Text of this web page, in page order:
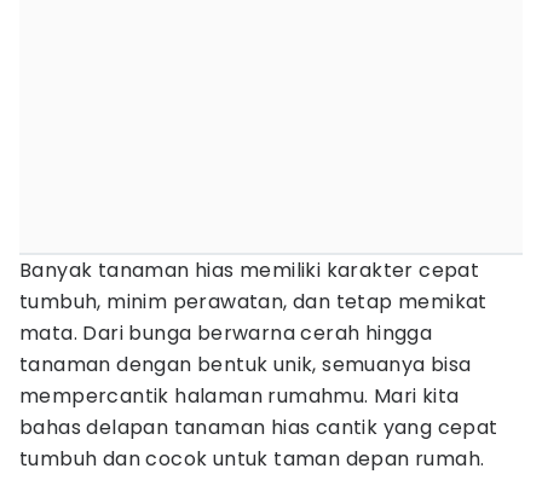
Banyak tanaman hias memiliki karakter cepat
tumbuh, minim perawatan, dan tetap memikat
mata. Dari bunga berwarna cerah hingga
tanaman dengan bentuk unik, semuanya bisa
mempercantik halaman rumahmu. Mari kita
bahas delapan tanaman hias cantik yang cepat
tumbuh dan cocok untuk taman depan rumah.